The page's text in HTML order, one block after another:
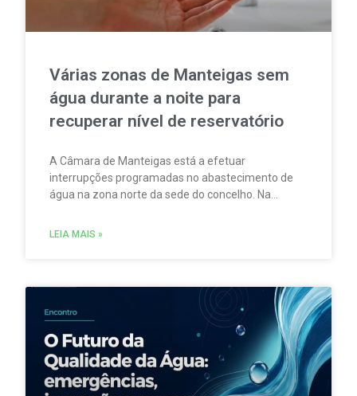
Várias zonas de Manteigas sem
água durante a noite para
recuperar nível de reservatório
A Câmara de Manteigas está a efetuar
interrupções programadas no abastecimento de
água na zona norte da sede do concelho. Na
que abastecem um dos reservatórios que servem
LEIA MAIS »